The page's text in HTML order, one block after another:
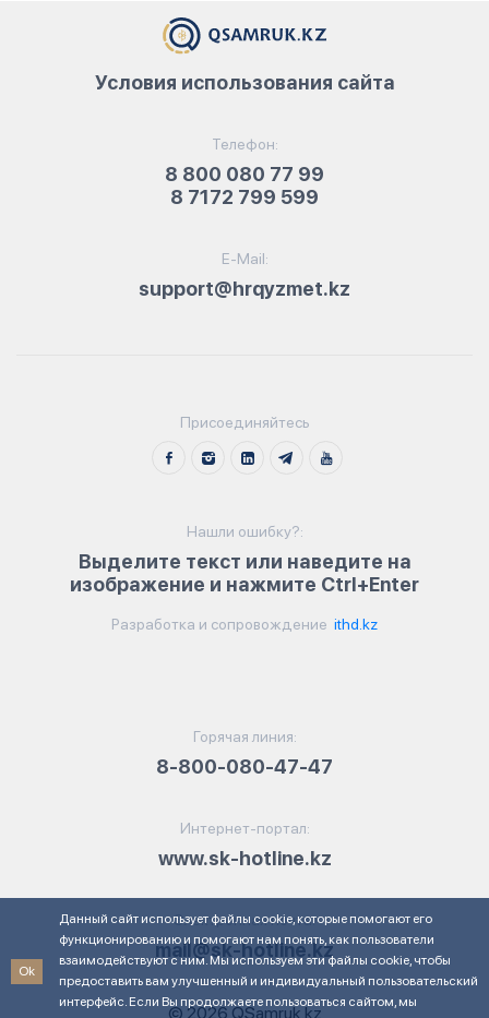
Телефон:
8 800 080 77 99
8 7172 799 599
E-Mail:
support@hrqyzmet.kz
Условия использования сайта
Присоединяйтесь
Нашли ошибку?:
Выделите текст или наведите на
изображение и нажмите Ctrl+Enter
Разработка и сопровождение ithd.kz
Горячая линия:
8-800-080-47-47
Интернет-портал:
www.sk-hotline.kz
Электронная почта:
mail@sk-hotline.kz
© 2026 QSamruk.kz
Ok
Данный сайт использует файлы cookie, которые помогают его
функционированию и помогают нам понять, как пользователи
взаимодействуют с ним. Мы используем эти файлы cookie, чтобы
предоставить вам улучшенный и индивидуальный пользовательский
интерфейс. Если Вы продолжаете пользоваться сайтом, мы